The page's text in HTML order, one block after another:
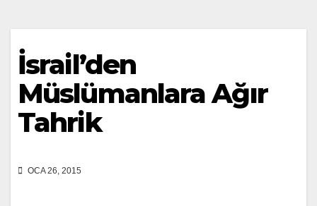
İsrail’den
Müslümanlara Ağır
Tahrik
OCA 26, 2015